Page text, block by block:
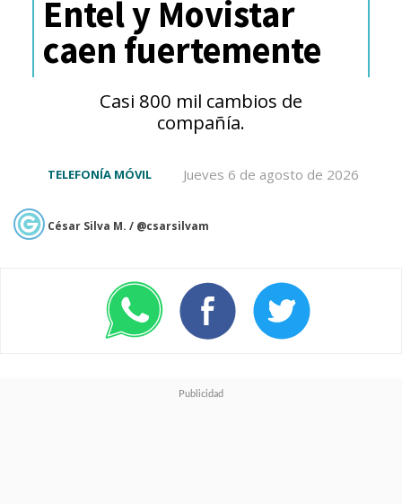
En cuanto a dispositivos móviles,
durante el período consultado,
los
usuarios chilenos
privilegiaron teléfonos de
conectividad 5G, memoria
superior a 128 GB y acceso a
Artificial.
específicos, eltop 10 de
Entel y Movistar
caen fuertemente
Casi 800 mil cambios de
compañía.
Jueves 6 de agosto de 2026
TELEFONÍA MÓVIL
César Silva M. / @csarsilvam